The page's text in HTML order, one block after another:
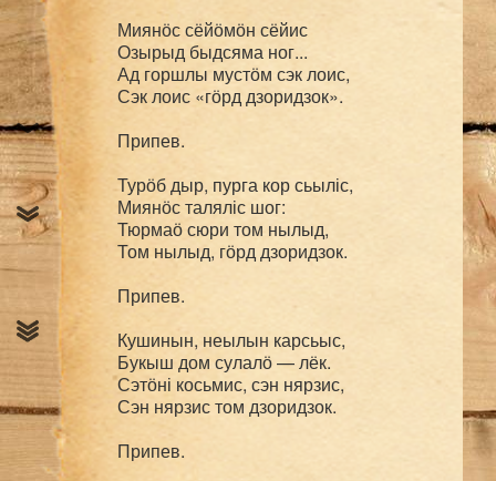
Миянӧс сёйӧмӧн сёйис
Озырыд быдсяма ног...
Ад горшлы мустӧм сэк лоис,
Сэк лоис «гӧрд дзоридзок».
Припев.
Турӧб дыр, пурга кор сьыліс,
Миянӧс таляліс шог:
Тюрмаӧ сюри том нылыд,
Том нылыд, гӧрд дзоридзок.
Припев.
Кушинын, неылын карсьыс,
Букыш дом сулалӧ — лёк.
Сэтӧні косьмис, сэн нярзис,
Сэн нярзис том дзоридзок.
Припев.